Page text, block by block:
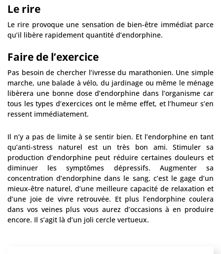
Le rire
Le rire provoque une sensation de bien-être immédiat parce
qu’il libère rapidement quantité d’endorphine.
Faire de l’exercice
Pas besoin de chercher l’ivresse du marathonien. Une simple
marche, une balade à vélo, du jardinage ou même le ménage
libèrera une bonne dose d’endorphine dans l’organisme car
tous les types d’exercices ont le même effet, et l’humeur s’en
ressent immédiatement.
Il n’y a pas de limite à se sentir bien. Et l’endorphine en tant
qu’anti-stress naturel est un très bon ami. Stimuler sa
production d’endorphine peut réduire certaines douleurs et
diminuer les symptômes dépressifs. Augmenter sa
concentration d’endorphine dans le sang, c’est le gage d’un
mieux-être naturel, d’une meilleure capacité de relaxation et
d’une joie de vivre retrouvée. Et plus l’endorphine coulera
dans vos veines plus vous aurez d’occasions à en produire
encore. Il s’agit là d’un joli cercle vertueux.